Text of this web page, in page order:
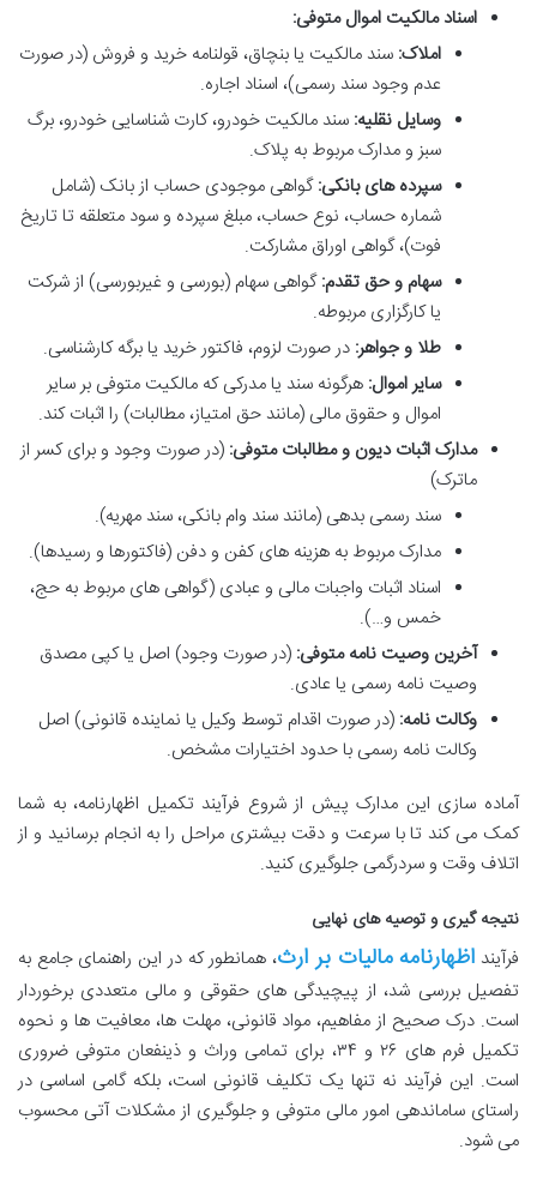
اسناد مالکیت اموال متوفی:
املاک: سند مالکیت یا بنچاق، قولنامه خرید و فروش (در صورت
عدم وجود سند رسمی)، اسناد اجاره.
وسایل نقلیه: سند مالکیت خودرو، کارت شناسایی خودرو، برگ
سبز و مدارک مربوط به پلاک.
سپرده های بانکی:گواهی موجودی حساب از بانک (شامل
شماره حساب، نوع حساب، مبلغ سپرده و سود متعلقه تا تاریخ
فوت)، گواهی اوراق مشارکت.
سهام و حق تقدم:گواهی سهام (بورسی و غیربورسی) از شرکت
یا کارگزاری مربوطه.
طلا و جواهر: در صورت لزوم، فاکتور خرید یا برگه کارشناسی.
سایر اموال: هرگونه سند یا مدرکی که مالکیت متوفی بر سایر
اموال و حقوق مالی (مانند حق امتیاز، مطالبات) را اثبات کند.
مدارک اثبات دیون و مطالبات متوفی: (در صورت وجود و برای کسر از
ماترک)
سند رسمی بدهی (مانند سند وام بانکی، سند مهریه).
مدارک مربوط به هزینه های کفن و دفن (فاکتورها و رسیدها).
اسناد اثبات واجبات مالی و عبادی (گواهی های مربوط به حج،
خمس و…).
آخرین وصیت نامه متوفی: (در صورت وجود) اصل یا کپی مصدق
وصیت نامه رسمی یا عادی.
وکالت نامه: (در صورت اقدام توسط وکیل یا نماینده قانونی) اصل
وکالت نامه رسمی با حدود اختیارات مشخص.
آماده سازی این مدارک پیش از شروع فرآیند تکمیل اظهارنامه، به شما
کمک می کند تا با سرعت و دقت بیشتری مراحل را به انجام برسانید و از
اتلاف وقت و سردرگمی جلوگیری کنید.
نتیجه گیری و توصیه های نهایی
فرآیند اظهارنامه مالیات بر ارث، همانطور که در این راهنمای جامع به
تفصیل بررسی شد، از پیچیدگی های حقوقی و مالی متعددی برخوردار
است. درک صحیح از مفاهیم، مواد قانونی، مهلت ها، معافیت ها و نحوه
تکمیل فرم های ۲۶ و ۳۴، برای تمامی وراث و ذینفعان متوفی ضروری
است. این فرآیند نه تنها یک تکلیف قانونی است، بلکه گامی اساسی در
راستای ساماندهی امور مالی متوفی و جلوگیری از مشکلات آتی محسوب
می شود.